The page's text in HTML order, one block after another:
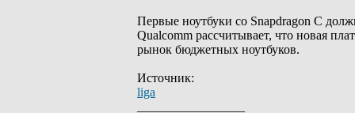
Первые ноутбуки со Snapdragon C
Qualcomm рассчитывает, что новая
рынок бюджетных ноутбуков.
Источник:
liga